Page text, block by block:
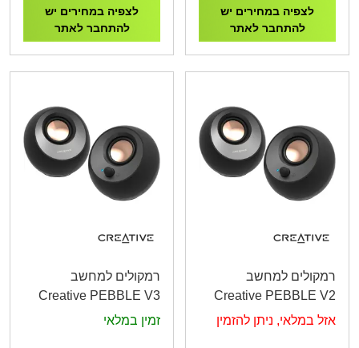
לצפיה במחירים יש
להתחבר לאתר
לצפיה במחירים יש
להתחבר לאתר
רמקולים למחשב
Creative PEBBLE V2
8W RMS Black
אזל במלאי, ניתן להזמין
רמקולים למחשב
Creative PEBBLE V3
16W RMS Black
זמין במלאי